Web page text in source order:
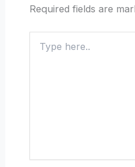
Required fields are
here..